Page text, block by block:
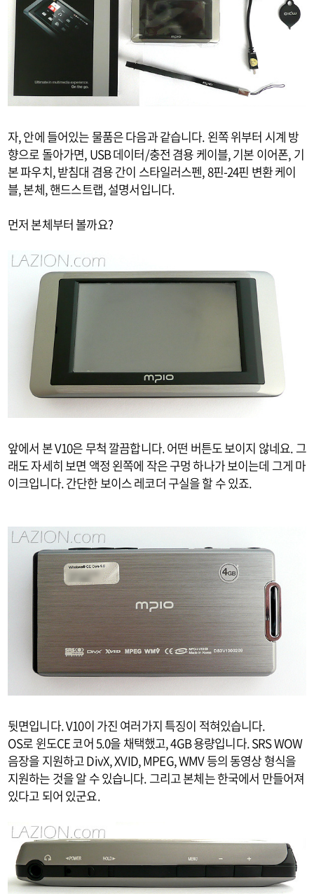
자, 안에 들어있는 물품은 다음과 같습니다. 왼쪽 위부터 시계 방
향으로 돌아가면, USB 데이터/충전 겸용 케이블, 기본 이어폰, 기
본 파우치, 받침대 겸용 간이 스타일러스펜, 8핀-24핀 변환 케이
블, 본체, 핸드스트랩, 설명서입니다.
먼저 본체부터 볼까요?
앞에서 본 V10은 무척 깔끔합니다. 어떤 버튼도 보이지 않네요. 그
래도 자세히 보면 액정 왼쪽에 작은 구멍 하나가 보이는데 그게 마
이크입니다. 간단한 보이스 레코더 구실을 할 수 있죠.
뒷면입니다. V10이 가진 여러가지 특징이 적혀있습니다.
OS로 윈도CE 코어 5.0을 채택했고, 4GB 용량입니다. SRS WOW
음장을 지원하고 DivX, XVID, MPEG, WMV 등의 동영상 형식을
지원하는 것을 알 수 있습니다. 그리고 본체는 한국에서 만들어져
있다고 되어 있군요.